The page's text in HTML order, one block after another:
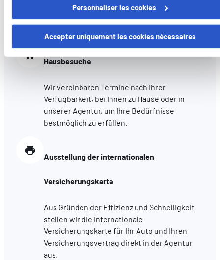
Certains de ces cookies sont strictement nécessaires au
fonctionnement du site. Notez que si vous désactivez des
cookies utilisés ici, il se peut que certaines fonctionnalités ou
parties de ce site Web ne soient plus normalement
Mesurer l'audience en suivant le nombre de visiteurs et
comprenant comment vous arrivez sur notre site.
Proposer des offres et services personnalisés et en
sociaux utilisés et vous permettre de visualiser du contenu
Personnaliser les cookies
Accepter uniquement les cookies nécessaires
auch von den Assistance-Diensten von Foyer,
einem Expertenteam, das 24/7 für Sie da ist.
Hausbesuche
Wir vereinbaren Termine nach Ihrer
Verfügbarkeit, bei Ihnen zu Hause oder in
unserer Agentur, um Ihre Bedürfnisse
bestmöglich zu erfüllen.
Ausstellung der internationalen
Versicherungskarte
Aus Gründen der Effizienz und Schnelligkeit
stellen wir die internationale
Versicherungskarte für Ihr Auto und Ihren
Versicherungsvertrag direkt in der Agentur
aus.